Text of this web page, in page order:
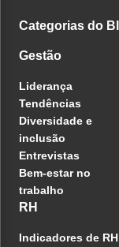
Categorias do
Gestão
Liderança
Tendências
Diversidade e
inclusão
Entrevistas
Bem-estar no
trabalho
RH
Indicadores de RH